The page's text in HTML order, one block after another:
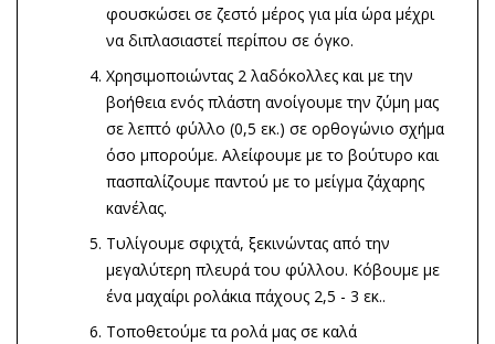
φουσκώσει σε ζεστό μέρος για μία ώρα μέχρι
να διπλασιαστεί περίπου σε όγκο.
Χρησιμοποιώντας 2 λαδόκολλες και με την
βοήθεια ενός πλάστη ανοίγουμε την ζύμη μας
σε λεπτό φύλλο (0,5 εκ.) σε ορθογώνιο σχήμα
όσο μπορούμε. Αλείφουμε με το βούτυρο και
πασπαλίζουμε παντού με το μείγμα ζάχαρης
κανέλας.
Τυλίγουμε σφιχτά, ξεκινώντας από την
μεγαλύτερη πλευρά του φύλλου. Κόβουμε με
ένα μαχαίρι ρολάκια πάχους 2,5 - 3 εκ..
Τοποθετούμε τα ρολά μας σε καλά